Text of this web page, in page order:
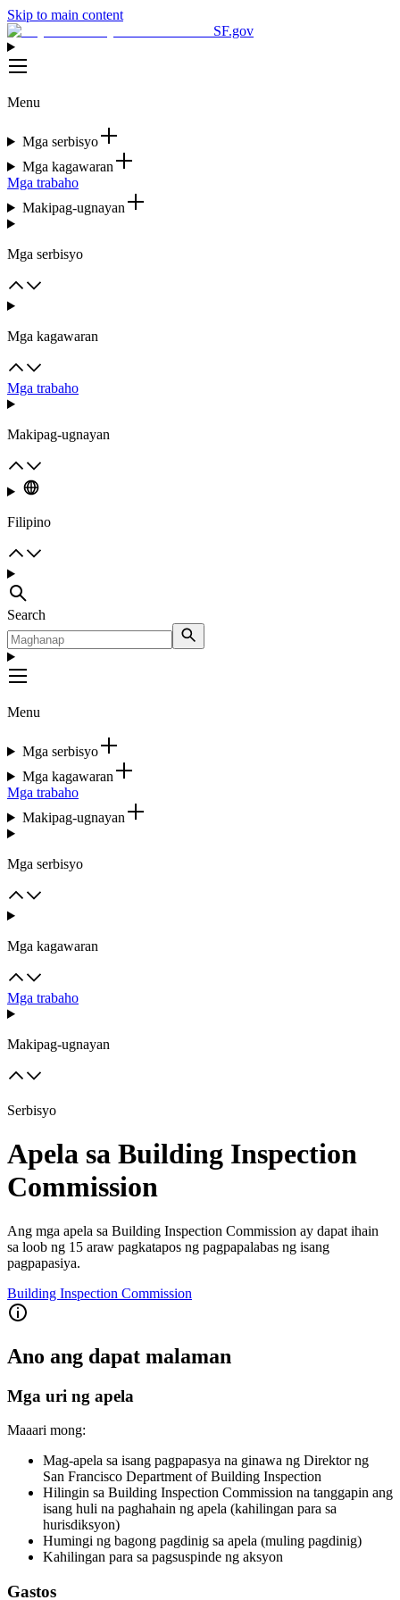
Skip to main content
SF.gov
Menu
Mga serbisyo
Mga kagawaran
Mga trabaho
Makipag-ugnayan
Mga serbisyo
Mga kagawaran
Mga trabaho
Makipag-ugnayan
Filipino
Search
Menu
Mga serbisyo
Mga kagawaran
Mga trabaho
Makipag-ugnayan
Mga serbisyo
Mga kagawaran
Mga trabaho
Makipag-ugnayan
Serbisyo
Apela sa Building Inspection
Commission
Ang mga apela sa Building Inspection Commission ay dapat ihain
sa loob ng 15 araw pagkatapos ng pagpapalabas ng isang
pagpapasiya.
Building Inspection Commission
Ano ang dapat malaman
Mga uri ng apela
Maaari mong:
Mag-apela sa isang pagpapasya na ginawa ng Direktor ng
San Francisco Department of Building Inspection
Hilingin sa Building Inspection Commission na tanggapin ang
isang huli na paghahain ng apela (kahilingan para sa
hurisdiksyon)
Humingi ng bagong pagdinig sa apela (muling pagdinig)
Kahilingan para sa pagsuspinde ng aksyon
Gastos